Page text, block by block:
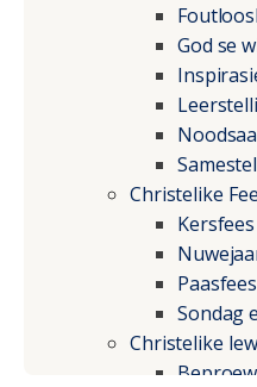
God se
Christelike
Kersfees
Paasfees
Sondag
Christelike